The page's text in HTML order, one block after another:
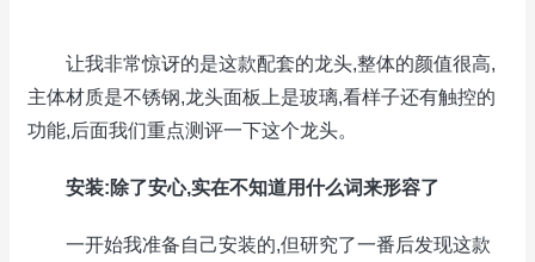
让我非常惊讶的是这款配套的龙头,整体的颜值很高,
主体材质是不锈钢,龙头面板上是玻璃,看样子还有触控的
功能,后面我们重点测评一下这个龙头。
安装:除了安心,实在不知道用什么词来形容了
一开始我准备自己安装的,但研究了一番后发现这款